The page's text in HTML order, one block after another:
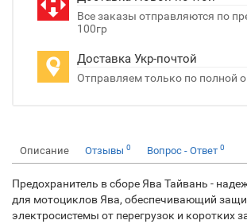
Все заказы отправляются по
100гр
Доставка Укр-почтой
Отправляем только по полной
Описание Отзывы 0 Вопрос - Ответ 0
Предохранитель в сборе Ява Тайвань -
для мотоциклов Ява, обеспечивающий
электросистемы от перегрузок и коротких